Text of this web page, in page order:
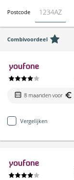
Postcode
Combivoordeel
8 maanden voor
Vergelijken